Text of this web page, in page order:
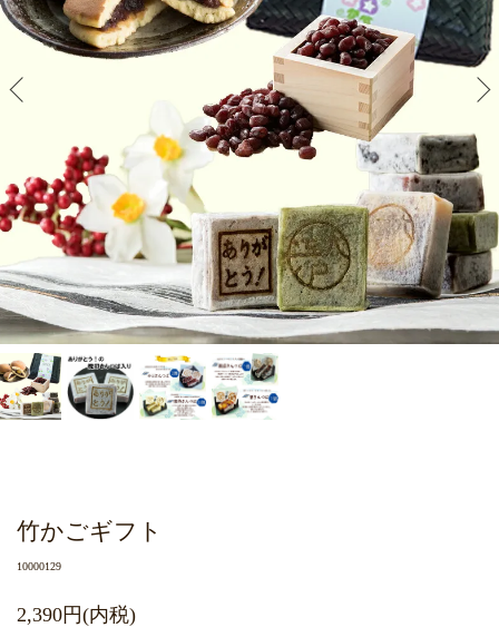
竹かごギフト
10000129
2,390円(内税)